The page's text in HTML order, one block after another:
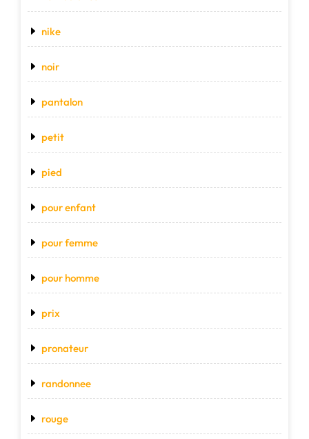
nike
noir
pantalon
petit
pied
pour enfant
pour femme
pour homme
prix
pronateur
randonnee
rouge